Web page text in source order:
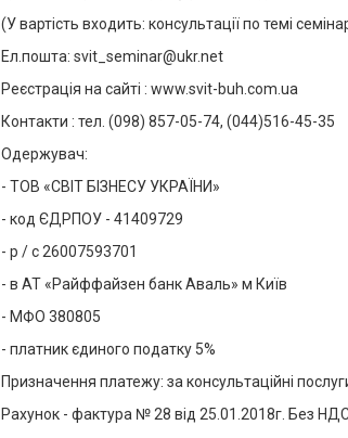
(У вартість входить: консультації по темі
Ел.пошта: svit_seminar@ukr.net
Реєстрація на сайті : www.svit-buh.com.ua
Контакти : тел. (098) 857-05-74, (044)516-45-35
Одержувач:
- ТОВ «СВІТ БІЗНЕСУ УКРАЇНИ»
- код ЄДРПОУ - 41409729
- р / с 26007593701
- в АТ «Райффайзен банк Аваль» м Київ
- МФО 380805
- платник єдиного податку 5%
Призначення платежу: за консультаційні
Рахунок - фактура № 28 від 25.01.2018г. Без